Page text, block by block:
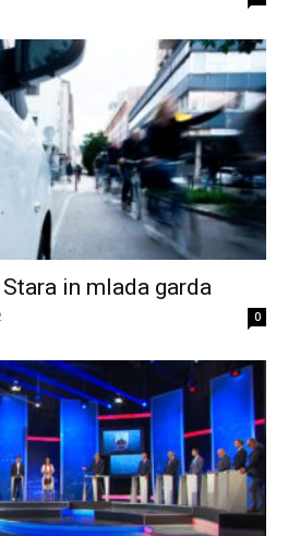
in mlada garda
0